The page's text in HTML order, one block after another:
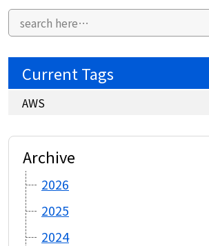
Current Tags
AWS
Archive
2026
2025
2024